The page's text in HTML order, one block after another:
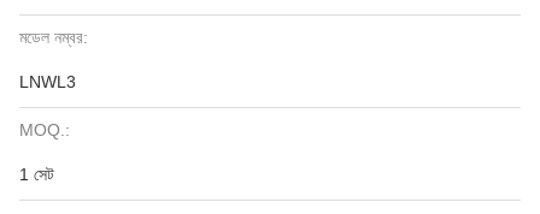
মডেল নম্বর:
LNWL3
MOQ.:
1 সেট